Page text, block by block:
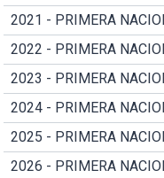
2021 - PRIMERA
2022 - PRIMERA
2023 - PRIMERA
2024 - PRIMERA
2025 - PRIMERA
2026 - PRIMERA